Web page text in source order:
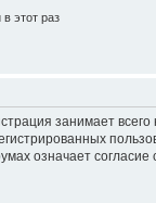
этот раз
занимает
означает согласие